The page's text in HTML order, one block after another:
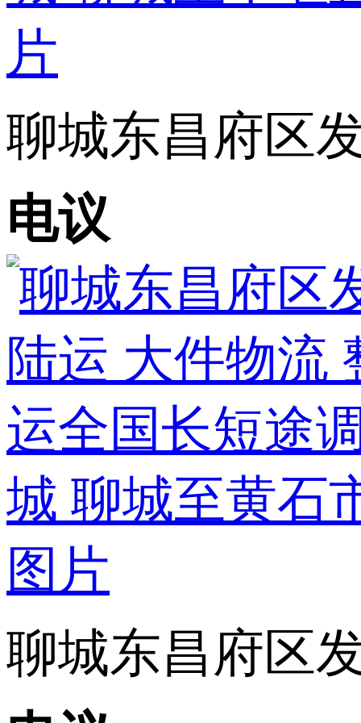
聊城东昌府区
电议
聊城东昌府区